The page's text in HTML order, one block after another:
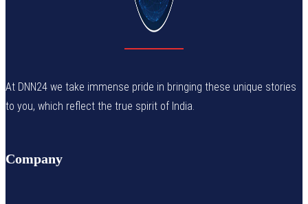
At DNN24 we take immense pride in bringing these unique stories
to you, which reflect the true spirit of India.
Company